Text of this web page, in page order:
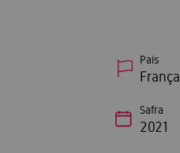
País
França
Safra
2021